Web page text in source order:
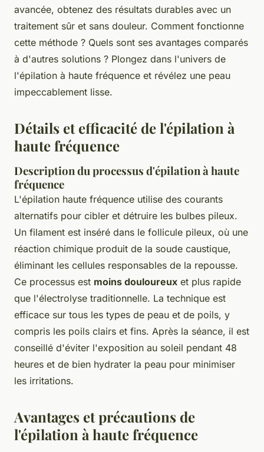
avancée, obtenez des résultats durables avec un
traitement sûr et sans douleur. Comment fonctionne
cette méthode ? Quels sont ses avantages comparés
à d'autres solutions ? Plongez dans l'univers de
l'épilation à haute fréquence et révélez une peau
impeccablement lisse.
Détails et efficacité de l'épilation à
haute fréquence
Description du processus d'épilation à haute
fréquence
L'épilation haute fréquence utilise des courants
alternatifs pour cibler et détruire les bulbes pileux.
Un filament est inséré dans le follicule pileux, où une
réaction chimique produit de la soude caustique,
éliminant les cellules responsables de la repousse.
Ce processus est moins douloureux et plus rapide
que l'électrolyse traditionnelle. La technique est
efficace sur tous les types de peau et de poils, y
compris les poils clairs et fins. Après la séance, il est
conseillé d'éviter l'exposition au soleil pendant 48
heures et de bien hydrater la peau pour minimiser
les irritations.
Avantages et précautions de
l'épilation à haute fréquence